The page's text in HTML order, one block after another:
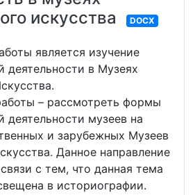
искусства
DOCX
является изучение
деятельности в Музеях
– рассмотреть формы
деятельности музеев на
и зарубежных Музеев
Данное направление
с тем, что данная тема
в историографии.